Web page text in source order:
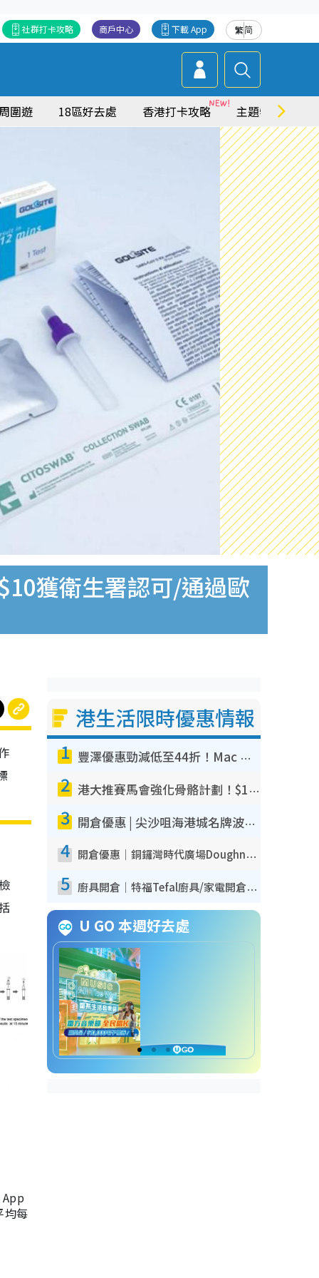
繁简
下載 App
商戶中心
社群打卡攻略
圍遊 18區好去處 香港打卡攻略 主題特集
獲衛生署認可/通過歐
均每
港生活限時優惠情報
1 豐澤優惠勁減低至44折！Mac mini/iPhone17Pro大減價！廚房家電$220起
2 港大推賽馬會強化骨骼計劃！$100骨質密度X光檢查 完成免費運動訓練送超市禮券！附參加資格
3 開倉優惠 | 尖沙咀海港城名牌波鞋開倉低至1折！On鞋$899起／Joy&Peace鞋履$98起
4 開倉優惠｜銅鑼灣時代廣場Doughnut/Campo Marzio開倉低至1折！背囊、書包、手袋劈價$200起
5 廚具開倉｜特福Tefal廚具/家電開倉低至3折！$220起買平底鍋/炒鑊/湯煲！電飯煲/吸塵機/燙斗$418起
U GO 本週好去處